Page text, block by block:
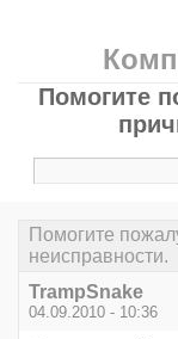
Помогите
Помогите
неисправности.
TrampSnake
04.09.2010 - 10:36